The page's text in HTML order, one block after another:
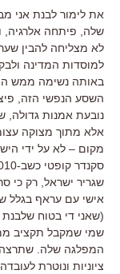
את לימור לבנת אני
שלה, פיתחה אלרגיה,
לא מצליחה להבין
למוסדות המדינה
באותה נשימה ממש
השסע הנפשי הזה,
נובעת אמנות גדולה,
אלא מתוך מצוקה
מקום – לא על ידי
שגריר ישראל, רק כי
אישי עם עראף בגלל
(שאני די בטוח
שמי שמקבל תקציב
המפלגה שלה.
ציוניות ונוטרת